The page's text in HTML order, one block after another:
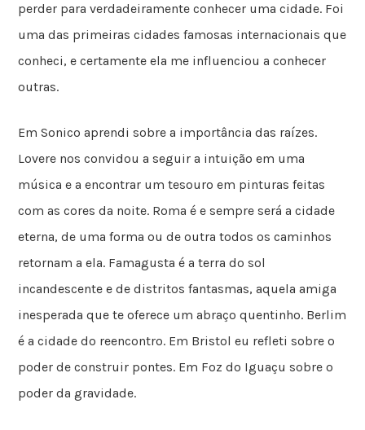
perder para verdadeiramente conhecer uma cidade. Foi
uma das primeiras cidades famosas internacionais que
conheci, e certamente ela me influenciou a conhecer
outras.
Em Sonico aprendi sobre a importância das raízes.
Lovere nos convidou a seguir a intuição em uma
música e a encontrar um tesouro em pinturas feitas
com as cores da noite. Roma é e sempre será a cidade
eterna, de uma forma ou de outra todos os caminhos
retornam a ela. Famagusta é a terra do sol
incandescente e de distritos fantasmas, aquela amiga
inesperada que te oferece um abraço quentinho. Berlim
é a cidade do reencontro. Em Bristol eu refleti sobre o
poder de construir pontes. Em Foz do Iguaçu sobre o
poder da gravidade.